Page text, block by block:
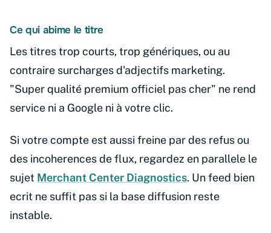
Ce qui abime le titre
Les titres trop courts, trop génériques, ou au
contraire surcharges d'adjectifs marketing.
"Super qualité premium officiel pas cher" ne rend
service ni a Google ni à votre clic.
Si votre compte est aussi freine par des refus ou
des incoherences de flux, regardez en parallele le
sujet Merchant Center Diagnostics. Un feed bien
ecrit ne suffit pas si la base diffusion reste
instable.